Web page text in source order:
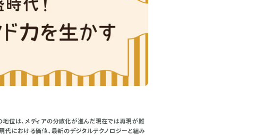
地位は、メディアの分散化が進んだ現在では再現が難
代における価値、最新のデジタルテクノロジーと組み